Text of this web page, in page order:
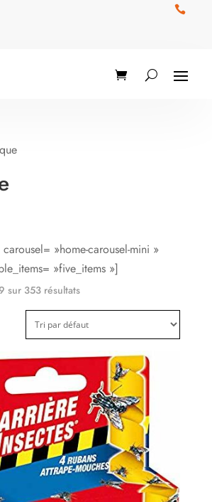

»home-carousel-mini »
»five_items »]
sur 353 résultats